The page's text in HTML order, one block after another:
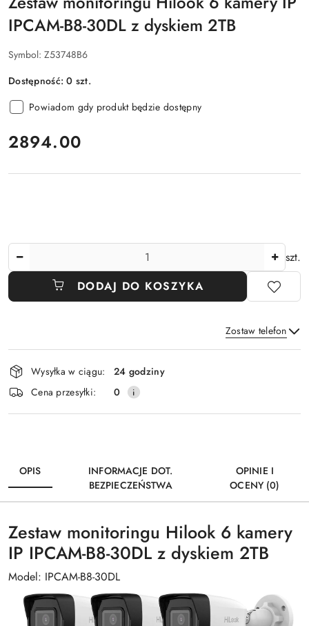
IPCAM-B8-30DL z dyskiem 2TB
Symbol: Z53748B6
Dostępność:0 szt.
Powiadom gdy produkt będzie dostępny
cena:
2894.00
szt.
DODAJ DO KOSZYKA
Zostaw telefon
Wyślij
Dostępność
i
dostawa
Wysyłka w ciągu:
24 godziny
Cena przesyłki:
0
OPIS
INFORMACJE DOT.
BEZPIECZEŃSTWA
OPINIE I
OCENY (0)
Zestaw monitoringu Hilook 6 kamery
IP IPCAM-B8-30DL z dyskiem 2TB
Model: IPCAM-B8-30DL